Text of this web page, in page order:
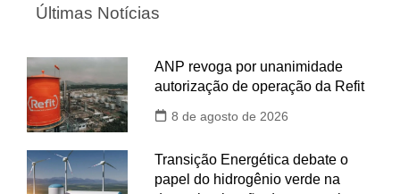
Últimas Notícias
ANP revoga por unanimidade
autorização de operação da Refit
8 de agosto de 2026
Transição Energética debate o
papel do hidrogênio verde na